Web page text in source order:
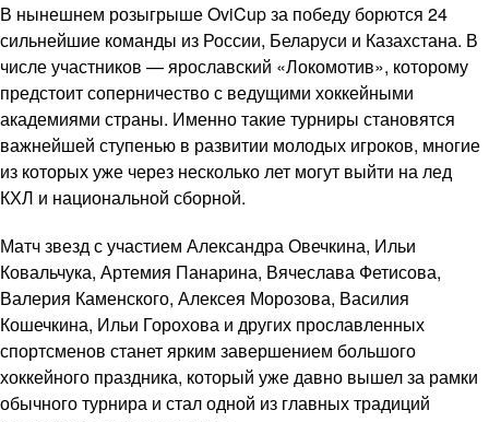
В нынешнем розыгрыше OviCup за победу борются 24
сильнейшие команды из России, Беларуси и Казахстана. В
числе участников — ярославский «Локомотив», которому
предстоит соперничество с ведущими хоккейными
академиями страны. Именно такие турниры становятся
важнейшей ступенью в развитии молодых игроков, многие
из которых уже через несколько лет могут выйти на лед
КХЛ и национальной сборной.
Матч звезд с участием Александра Овечкина, Ильи
Ковальчука, Артемия Панарина, Вячеслава Фетисова,
Валерия Каменского, Алексея Морозова, Василия
Кошечкина, Ильи Горохова и других прославленных
спортсменов станет ярким завершением большого
хоккейного праздника, который уже давно вышел за рамки
обычного турнира и стал одной из главных традиций